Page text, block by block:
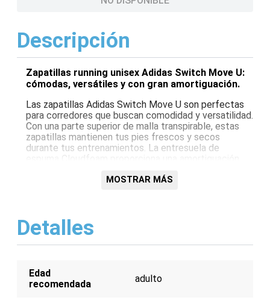
Descripción
Zapatillas running unisex Adidas Switch Move U:
cómodas, versátiles y con gran amortiguación.
Las zapatillas Adidas Switch Move U son perfectas
para corredores que buscan comodidad y versatilidad.
Con una parte superior de malla transpirable, estas
zapatillas mantienen tus pies frescos y secos
durante tus entrenamientos. La entresuela de
espuma Cloudfoam proporciona una amortiguación
goma duradera ofrece tracción y durabilidad en varias
Características:
amortiguación
Suela de goma duradera para tracción
MOSTRAR MÁS
Detalles
Edad
recomendada
adulto